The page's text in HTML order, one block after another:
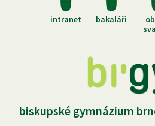
intranet bakaláři
biskupské gymnázium